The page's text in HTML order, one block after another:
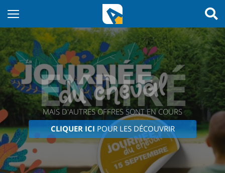
EXPIRÉ
MAIS D'AUTRES OFFRES SONT EN COURS
CLIQUER ICI POUR LES DÉCOUVRIR